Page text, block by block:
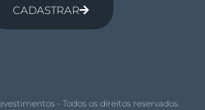
CADASTRAR
- Todos os direitos reservados.